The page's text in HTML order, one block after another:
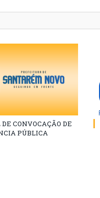
CONVOCAÇÃO DE
PÚBLICA